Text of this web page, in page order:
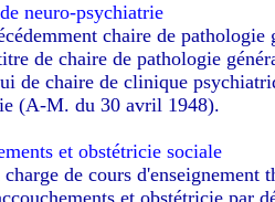
neuro-psychiatrie
chaire de
de chaire de pathologie
de chaire de clinique
(A-M. du 30 avril 1948).
et obstétricie sociale
de cours d'enseignement
et obstétricie par